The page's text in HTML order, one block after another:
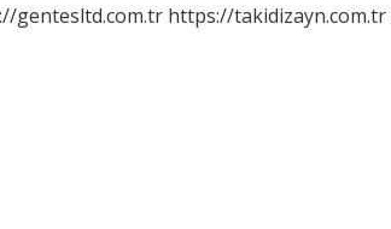
gentesltd.com.tr https://takidizayn.com.tr